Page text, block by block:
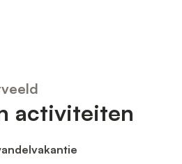
activiteiten